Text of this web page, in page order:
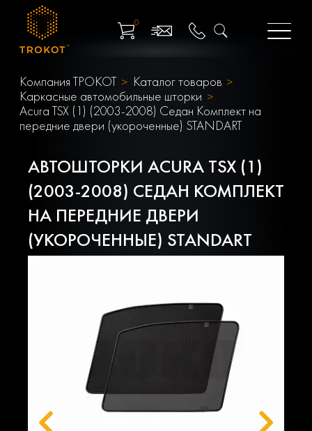
0
Компания ТРОКОТ
Каталог товаров
Каркасные автомобильные шторки
Acura TSX (1) (2003-2008) Седан Комплект на
передние двери (укороченные) STANDART
АВТОШТОРКИ ACURA TSX (1)
(2003-2008) СЕДАН КОМПЛЕКТ
НА ПЕРЕДНИЕ ДВЕРИ
(УКОРОЧЕННЫЕ) STANDART